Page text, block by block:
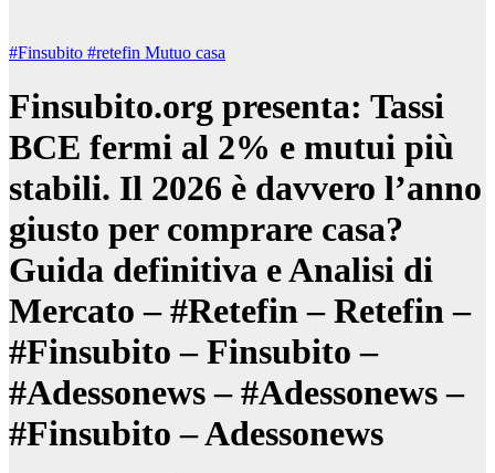
#Finsubito #retefin Mutuo casa
Finsubito.org presenta: Tassi
BCE fermi al 2% e mutui più
stabili. Il 2026 è davvero l’anno
giusto per comprare casa?
Guida definitiva e Analisi di
Mercato – #Retefin – Retefin –
#Finsubito – Finsubito –
#Adessonews – #Adessonews –
#Finsubito – Adessonews